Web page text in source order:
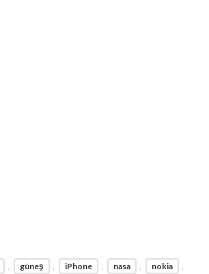
, güneş , iPhone , nasa , nokia
,